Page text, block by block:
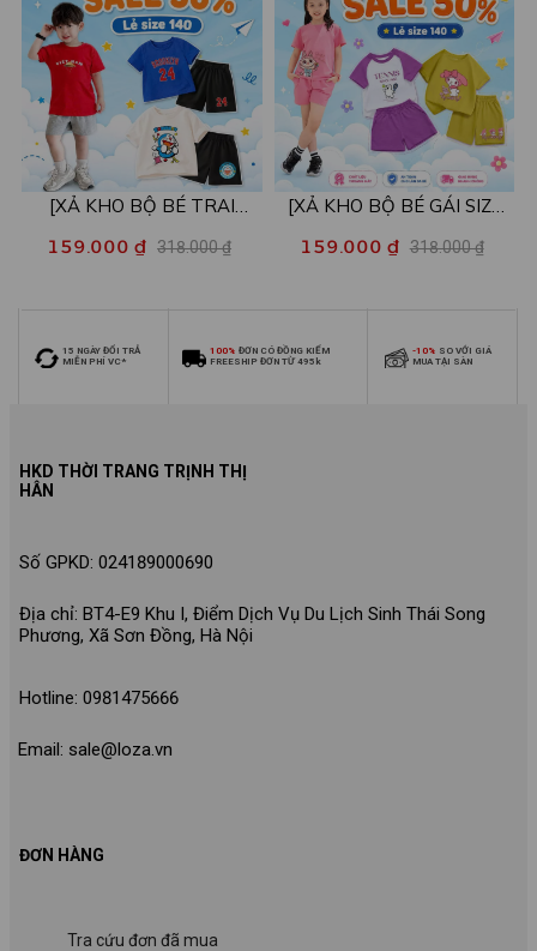
[XẢ KHO BỘ BÉ TRAI
nhiều mẫu - Quần áo bé trai
159.000 ₫ 318.000 ₫
[XẢ KHO BỘ BÉ GÁI SIZE
mẫu - Quần áo bé gái từ 26-
159.000 ₫ 318.000 ₫
15 NGÀY ĐỔI TRẢ
MIỄN PHÍ VC*
100% ĐƠN CÓ ĐỒNG KIỂM
FREESHIP ĐƠN TỪ 495k
-10% SO VỚI GIÁ
MUA TẠI SÀN
HKD THỜI TRANG TRỊNH THỊ
HÂN
Số GPKD: 024189000690
Địa chỉ: BT4-E9 Khu I, Điểm Dịch Vụ Du Lịch Sinh Thái Song
Phương, Xã Sơn Đồng, Hà Nội
Hotline: 0981475666
Email: sale@loza.vn
ĐƠN HÀNG
Tra cứu đơn đã mua